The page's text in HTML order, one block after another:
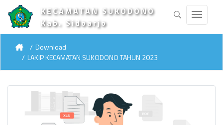
KECAMATAN SUKODONO
Kab. Sidoarjo
Download
LAKIP KECAMATAN SUKODONO TAHUN 2023